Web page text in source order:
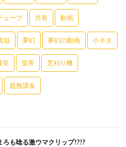
ューブ 共有 動画
似 夢幻 夢幻の動画 小ネタ
笑 皇帝 芝刈り機
超無課金
ろも唸る激ウマクリップ!?!?